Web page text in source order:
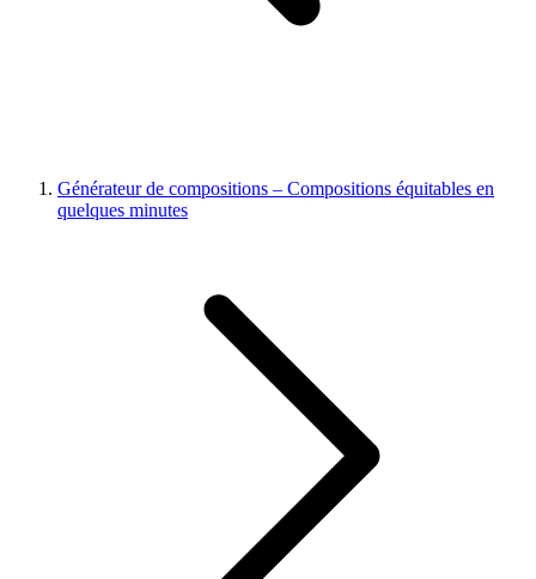
Générateur de compositions – Compositions équitables en
quelques minutes